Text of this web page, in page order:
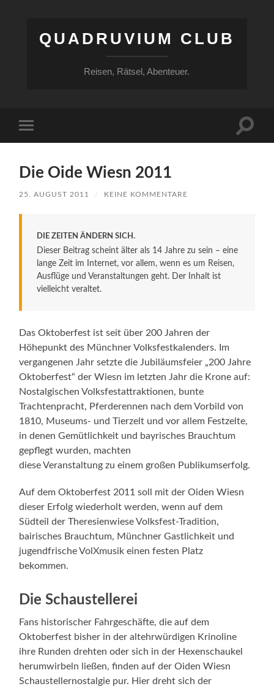
QUADRUVIUM CLUB
Reisen, Rätsel, Abenteuer.
Menü
Die Oide Wiesn 2011
25. AUGUST 2011 / KEINE KOMMENTARE
DIE ZEITEN ÄNDERN SICH.
Dieser Beitrag scheint älter als 14 Jahre zu sein – eine
lange Zeit im Internet, vor allem, wenn es um Reisen,
Ausflüge und Veranstaltungen geht. Der Inhalt ist
vielleicht veraltet.
Das Oktoberfest ist seit über 200 Jahren der
Höhepunkt des Münchner Volksfestkalenders. Im
vergangenen Jahr setzte die Jubiläumsfeier „200 Jahre
Oktoberfest“ der Wiesn im letzten Jahr die Krone auf:
Nostalgischen Volksfestattraktionen, bunte
Trachtenpracht, Pferderennen nach dem Vorbild von
1810, Museums- und Tierzelt und vor allem Festzelte,
in denen Gemütlichkeit und bayrisches Brauchtum
gepflegt wurden, machten
diese Veranstaltung zu einem großen Publikumserfolg.
Auf dem Oktoberfest 2011 soll mit der Oiden Wiesn
dieser Erfolg wiederholt werden, wenn auf dem
Südteil der Theresienwiese Volksfest-Tradition,
bairisches Brauchtum, Münchner Gastlichkeit und
jugendfrische VolXmusik einen festen Platz
bekommen.
Die Schaustellerei
Fans historischer Fahrgeschäfte, die auf dem
Oktoberfest bisher in der altehrwürdigen Krinoline
ihre Runden drehten oder sich in der Hexenschaukel
herumwirbeln ließen, finden auf der Oiden Wiesn
Schaustellernostalgie pur. Hier dreht sich der